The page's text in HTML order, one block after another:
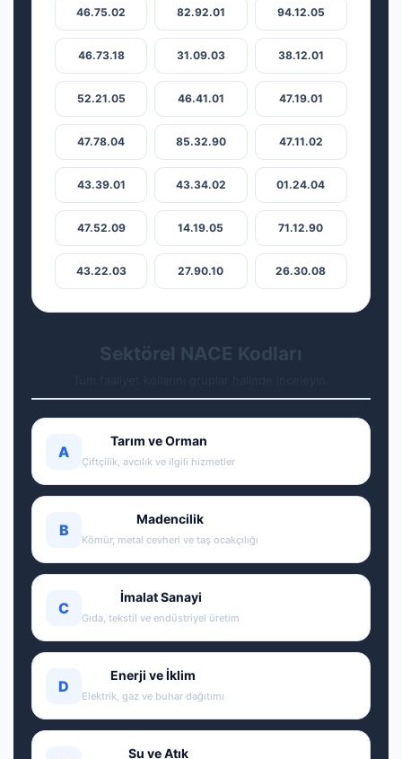
46.75.02 82.92.01 94.12.05
46.73.18 31.09.03 38.12.01
52.21.05 46.41.01 47.19.01
47.78.04 85.32.90 47.11.02
43.39.01 43.34.02 01.24.04
47.52.09 14.19.05 71.12.90
43.22.03 27.90.10 26.30.08
Sektörel NACE Kodları
A
Tarım ve Orman
Çiftçilik, avcılık ve ilgili hizmetler
B
Madencilik
Kömür, metal cevheri ve taş ocakçılığı
C
İmalat Sanayi
Gıda, tekstil ve endüstriyel üretim
D
Enerji ve İklim
Elektrik, gaz ve buhar dağıtımı
Su ve Atık